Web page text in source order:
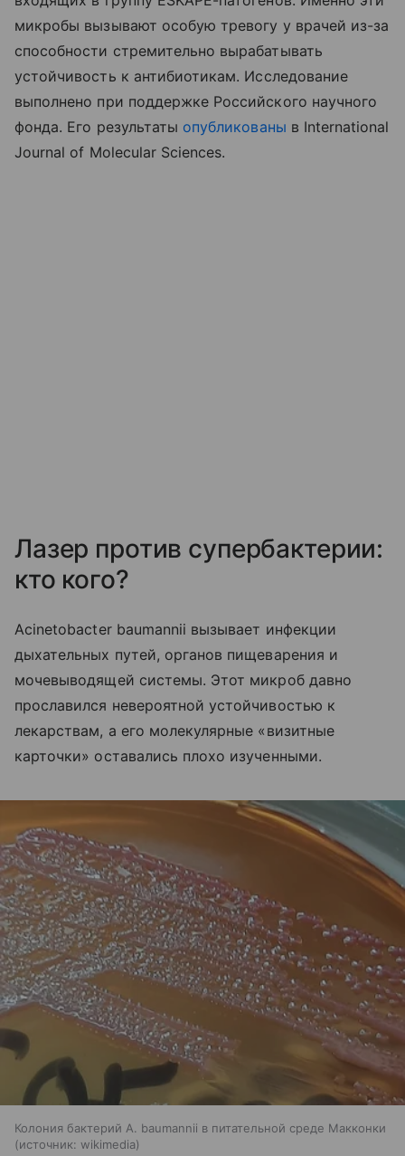
микробы вызывают особую тревогу у врачей из-за
способности стремительно вырабатывать
устойчивость к антибиотикам. Исследование
выполнено при поддержке Российского научного
фонда. Его результаты опубликованы в International
Journal of Molecular Sciences.
Лазер против супербактерии:
кто кого?
Acinetobacter baumannii вызывает инфекции
дыхательных путей, органов пищеварения и
мочевыводящей системы. Этот микроб давно
прославился невероятной устойчивостью к
лекарствам, а его молекулярные «визитные
карточки» оставались плохо изученными.
Колония бактерий A. baumannii в питательной среде Макконки
источник: wikimedia